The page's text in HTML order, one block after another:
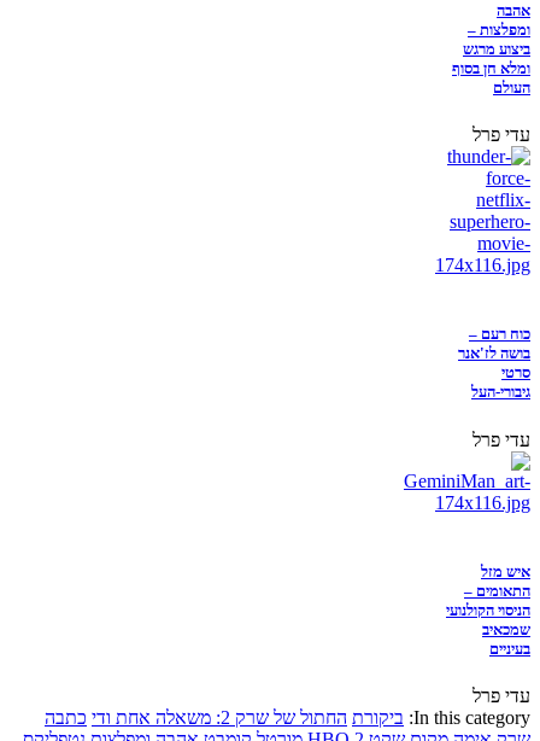
אהבה
ומפלצות –
ביצוע מרגש
ומלא חן בסוף
העולם
עדי פרל
כוח רעם –
בושה לז'אנר
סרטי
גיבורי-העל
עדי פרל
איש מזל
התאומים –
הניסוי הקולנועי
שמכאיב
בעיניים
עדי פרל
In this category: ביקורת החתול של שרק 2: משאלה אחת ודי
כתבה